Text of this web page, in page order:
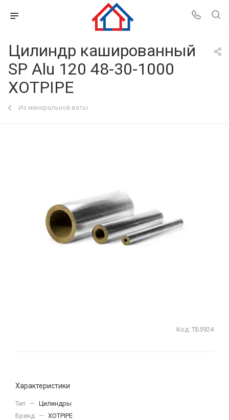
Цилиндр кашированный
SP Alu 120 48-30-1000
XOTPIPE
Из минеральной ваты
Код: ТБ5924
Характеристики
Тип — Цилиндры
Бренд — XOTPIPE